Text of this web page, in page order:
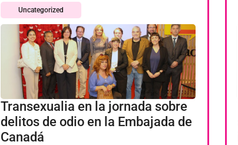
Uncategorized
Transexualia en la jornada sobre
delitos de odio en la Embajada de
Canadá